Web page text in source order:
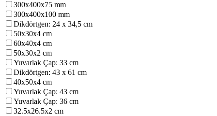
300x400x75 mm
300x400x100 mm
Dikdörtgen: 24 x 34,5 cm
50x30x4 cm
60x40x4 cm
50x30x2 cm
Yuvarlak Çap: 33 cm
Dikdörtgen: 43 x 61 cm
40x50x4 cm
Yuvarlak Çap: 43 cm
Yuvarlak Çap: 36 cm
32.5x26.5x2 cm